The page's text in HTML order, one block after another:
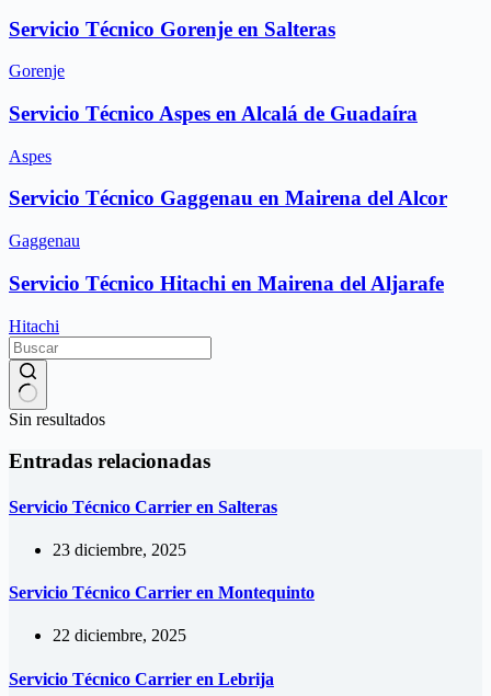
Servicio Técnico Gorenje en Salteras
Gorenje
Servicio Técnico Aspes en Alcalá de Guadaíra
Aspes
Servicio Técnico Gaggenau en Mairena del Alcor
Gaggenau
Servicio Técnico Hitachi en Mairena del Aljarafe
Hitachi
Sin resultados
Entradas relacionadas
Servicio Técnico Carrier en Salteras
23 diciembre, 2025
Servicio Técnico Carrier en Montequinto
22 diciembre, 2025
Servicio Técnico Carrier en Lebrija